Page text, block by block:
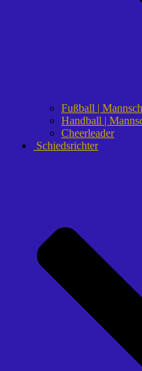
Fußball |
Handball |
Cheerleader
Schiedsrichter